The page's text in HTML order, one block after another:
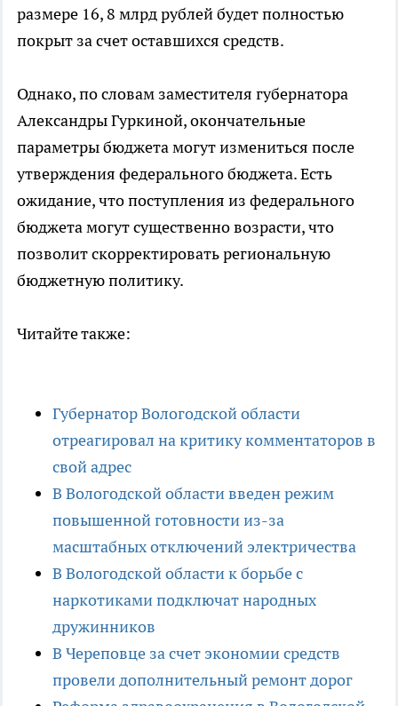
размере 16, 8 млрд рублей будет полностью
покрыт за счет оставшихся средств.
Однако, по словам заместителя губернатора
Александры Гуркиной, окончательные
параметры бюджета могут измениться после
утверждения федерального бюджета. Есть
ожидание, что поступления из федерального
бюджета могут существенно возрасти, что
позволит скорректировать региональную
бюджетную политику.
Читайте также:
Губернатор Вологодской области
отреагировал на критику комментаторов в
свой адрес
В Вологодской области введен режим
повышенной готовности из-за
масштабных отключений электричества
В Вологодской области к борьбе с
наркотиками подключат народных
дружинников
В Череповце за счет экономии средств
провели дополнительный ремонт дорог